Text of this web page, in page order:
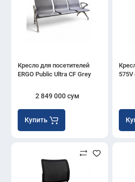
Кресло для посетителей
ERGO Public Ultra CF Grey
2 849 000 сум
Купить